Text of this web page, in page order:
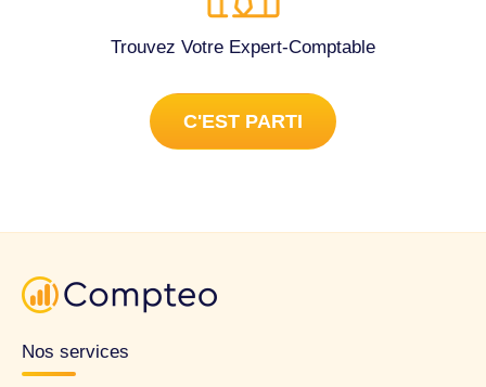
Trouvez Votre Expert-Comptable
C'EST PARTI
Nos services